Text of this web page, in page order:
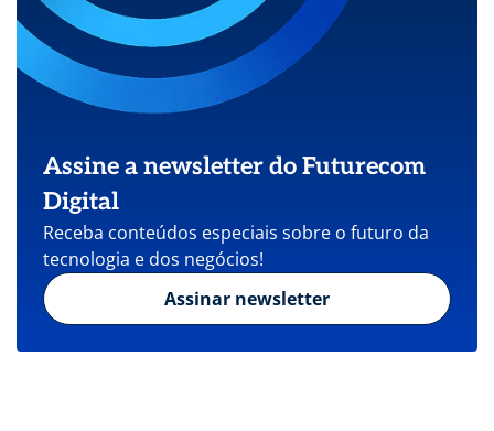
Assine a newsletter do Futurecom
Digital
Receba conteúdos especiais sobre o futuro da
tecnologia e dos negócios!
Assinar newsletter